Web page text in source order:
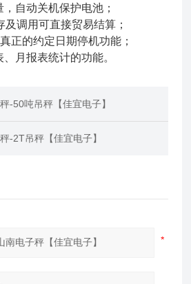
自动关机保护电池；
调用可直接贸易结算；
正的约定日期停机功能；
月报表统计的功能。
-50吨吊秤【佳宜电子】
-2T吊秤【佳宜电子】